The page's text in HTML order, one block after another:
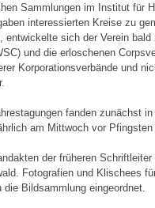
Sammlungen im Institut für
interessierten Kreise zu
sich der Verein bald
und die erloschenen
Korporationsverbände und
fanden zunächst
am Mittwoch vor Pfingsten
der früheren
Fotografien und Klischees
Bildsammlung eingeordnet.